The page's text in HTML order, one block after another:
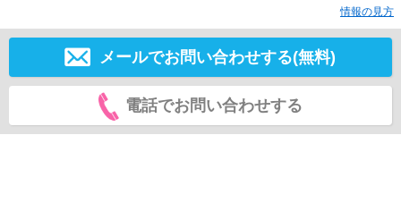
情報の見方
メールでお問い合わせする(無料)
電話でお問い合わせする